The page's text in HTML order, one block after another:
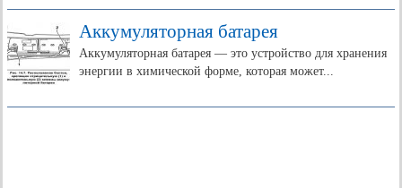
Аккумуляторная батарея
Аккумуляторная батарея — это устройство для хранения
энергии в химической форме, которая может...